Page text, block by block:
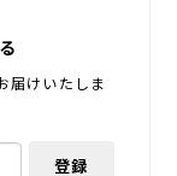
届けいたしま
登録